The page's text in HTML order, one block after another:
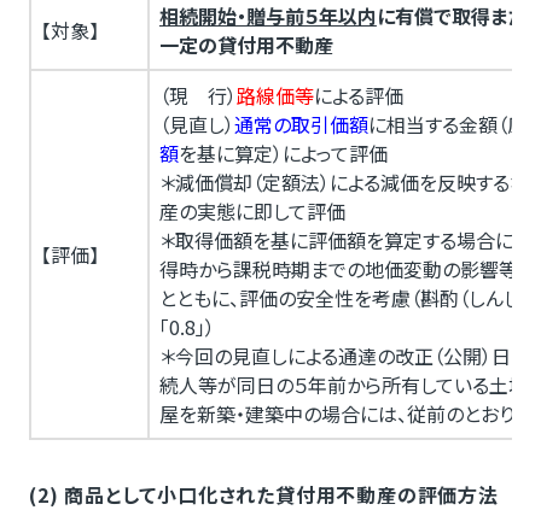
【対象】 相続開始・贈与前５年以内に有償で取得また
一定の貸付用不動産
【評価】
（現 行）路線価等による評価
（見直し）通常の取引価額に相当する金額（原
額を基に算定）によって評価
＊減価償却（定額法）による減価を反映するな
産の実態に即して評価
＊取得価額を基に評価額を算定する場合には
得時から課税時期までの地価変動の影響等を
とともに、評価の安全性を考慮（斟酌（しんしゃ
「0.8」）
＊今回の見直しによる通達の改正（公開）日ま
続人等が同日の５年前から所有している土地
屋を新築・建築中の場合には、従前のとおり評
(2) 商品として小口化された貸付用不動産の評価方法